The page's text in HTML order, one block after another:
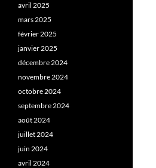
avril 2025
mars 2025
février 2025
janvier 2025
décembre 2024
novembre 2024
octobre 2024
septembre 2024
août 2024
juillet 2024
juin 2024
avril 2024